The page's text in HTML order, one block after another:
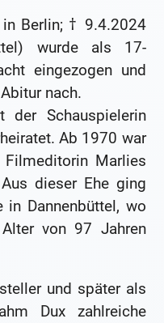
Berlin; † 9.4.2024
wurde als 17-
eingezogen und
nach.
Schauspielerin
Ab 1970 war
Marlies
dieser Ehe ging
in Dannenbüttel, wo
von 97 Jahren
und später als
Dux zahlreiche